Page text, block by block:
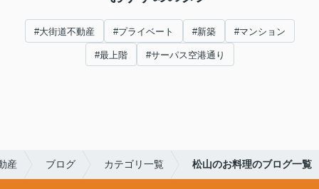
#大街道不動産 #プライベート #新築 #マンション
#最上階 #サーパス空港通り
産 ブログ カテゴリ一覧 松山のお料理のブログ一覧